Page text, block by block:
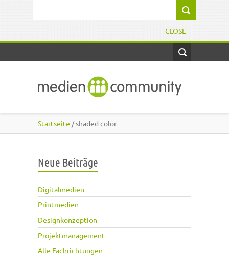
CLOSE
Startseite / shaded color
Neue Beiträge
Digitalmedien
Printmedien
Designkonzeption
Projektmanagement
Alle Fachrichtungen